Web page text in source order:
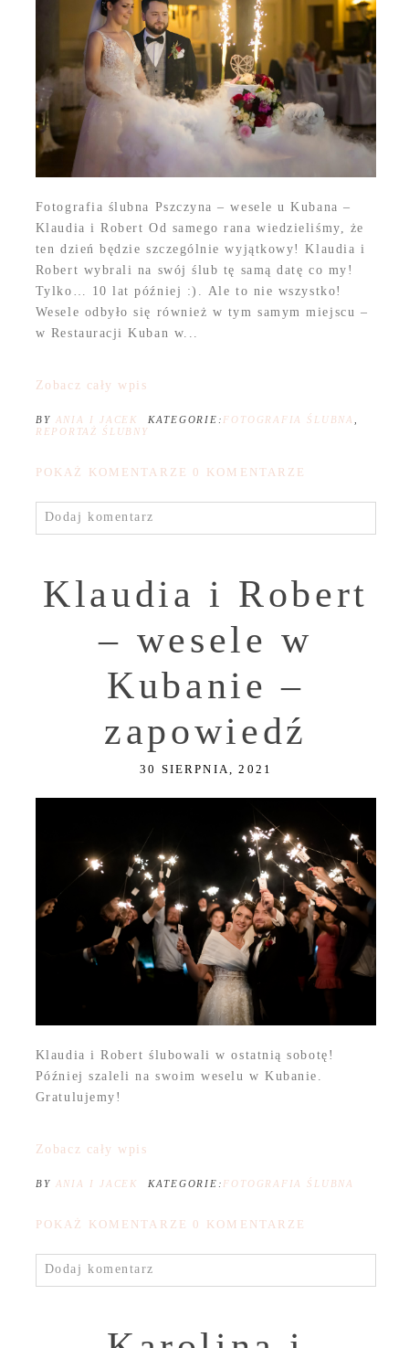
Fotografia ślubna Pszczyna – wesele u Kubana –
Klaudia i Robert Od samego rana wiedzieliśmy, że
ten dzień będzie szczególnie wyjątkowy! Klaudia i
Robert wybrali na swój ślub tę samą datę co my!
Tylko… 10 lat później :). Ale to nie wszystko!
Wesele odbyło się również w tym samym miejscu –
w Restauracji Kuban w...
Zobacz cały wpis
BY ANIA I JACEK KATEGORIE: FOTOGRAFIA ŚLUBNA
REPORTAŻ ŚLUBNY
POKAŻ KOMENTARZE 0 KOMENTARZE
Dodaj komentarz
Klaudia i Robert
– wesele w
Kubanie –
zapowiedź
30 SIERPNIA, 2021
Klaudia i Robert ślubowali w ostatnią sobotę!
Później szaleli na swoim weselu w Kubanie.
Gratulujemy!
Zobacz cały wpis
BY ANIA I JACEK KATEGORIE: FOTOGRAFIA ŚLUBNA
POKAŻ KOMENTARZE 0 KOMENTARZE
Dodaj komentarz